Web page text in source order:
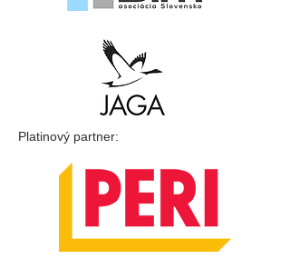
Platinový partner: